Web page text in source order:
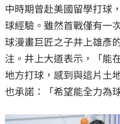
中時期曾赴美國留學打球
球經驗。​雖然首戰僅有一
球漫畫巨匠之子井上雄彥
注。​井上大道表示，「能
地方打球，感到與這片土
也承諾：「希望能全力為